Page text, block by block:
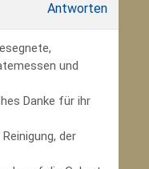
Antworten
und
Danke für ihr
der